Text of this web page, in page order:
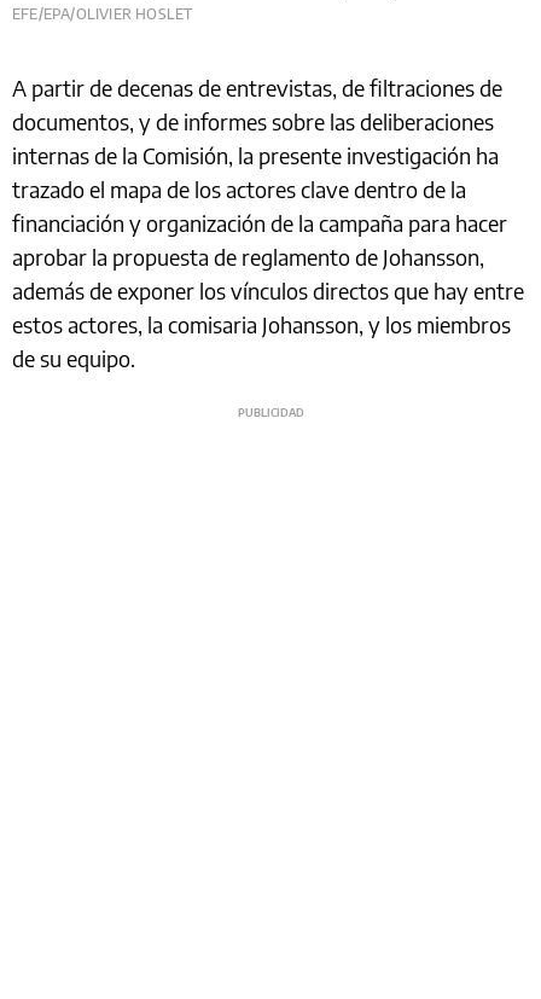
EFE/EPA/OLIVIER HOSLET
A partir de decenas de entrevistas, de filtraciones de
documentos, y de informes sobre las deliberaciones
internas de la Comisión, la presente investigación ha
trazado el mapa de los actores clave dentro de la
financiación y organización de la campaña para hacer
aprobar la propuesta de reglamento de Johansson,
además de exponer los vínculos directos que hay entre
estos actores, la comisaria Johansson, y los miembros
de su equipo.